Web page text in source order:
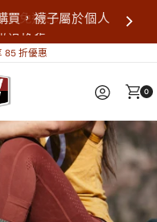
買，襪子屬於個人
退換貨。
享免運📦
85 折優惠
0